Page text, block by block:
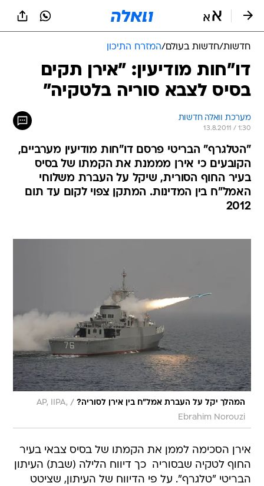
חדשות/חדשות בעולם/המזרח התיכון
דו"חות מודיעין: "אירן תקים
בסיס לצבא סוריה בלטקיה"
מערכת וואלה חדשות
13.8.2011 / 1:30
"הטלגרף" הבריטי פרסם דו"חות מודיעין מערביים,
הקובעים כי אירן מממנת את הקמתו של בסיס
בעיר החוף הסורית, שיקל על העברת משלוחי
האמל"ח בין המדינות. המתקן צפוי לקום עד תום
2012
המהלך יקל על העברת אמל"ח בין אירן לסוריה? /
AP, IIPA,
Ebrahim Norouzi
אירן הסכימה לממן את הקמתו של בסיס צבאי בעיר
החוף לטקיה שבסוריה  כך דיווח הלילה (שבת) העיתון
הבריטי "טלגרף". על פי הדיווח של העיתון, שציטט